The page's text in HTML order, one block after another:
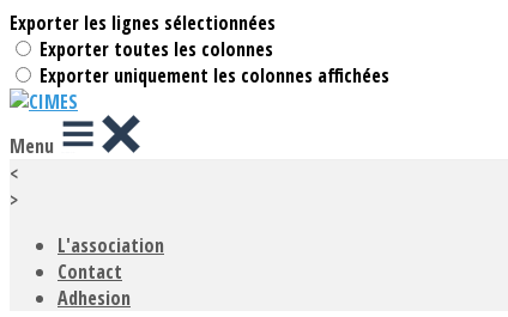
Exporter les lignes sélectionnées
Exporter toutes les colonnes
Exporter uniquement les colonnes affichées
Menu
<
>
L'association
Contact
Adhesion